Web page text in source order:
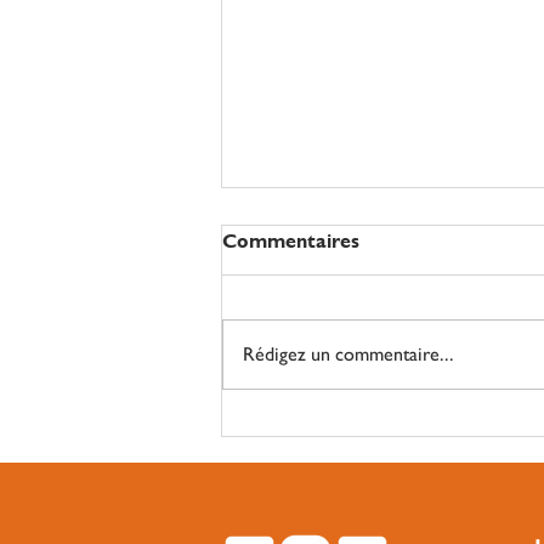
Des paniers de légumes bio
à Enghien
Commentaires
Rédigez un commentaire...